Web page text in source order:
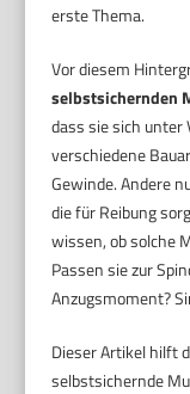
erste Thema.
Vor diesem
selbstsichernden
dass sie sich unter
verschiedene
Gewinde. Andere
die für Reibung
wissen, ob solche
Passen sie zur
Anzugsmoment?
Dieser Artikel hilft
selbstsichernde